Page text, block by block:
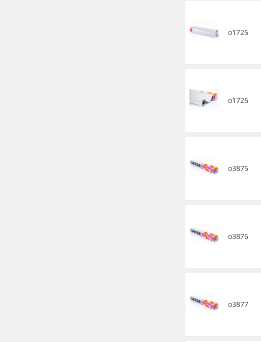
о1725
о1726
о3875
о3876
о3877